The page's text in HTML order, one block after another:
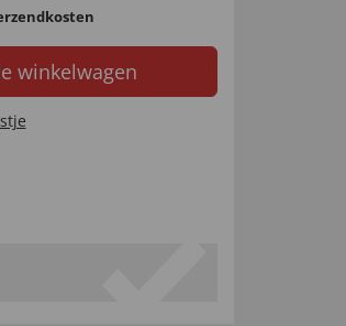
winkelwagen